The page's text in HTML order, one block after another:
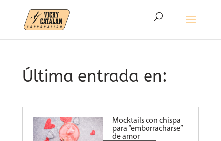
Última entrada en:
Mocktails con chispa
para “emborracharse”
de amor